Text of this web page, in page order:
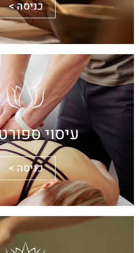
כניסה >
עיסוי
כניסה >